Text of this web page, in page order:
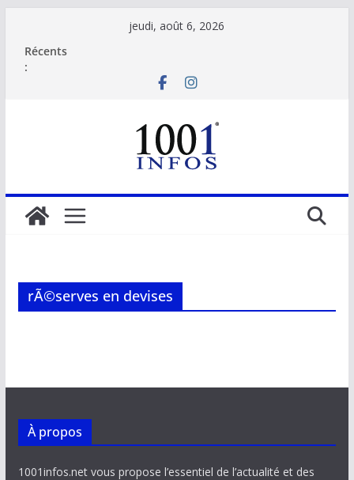
contenu
jeudi, août 6, 2026
Récents
:
rÃ©serves en devises
À propos
1001infos.net vous propose l’essentiel de l’actualité et des